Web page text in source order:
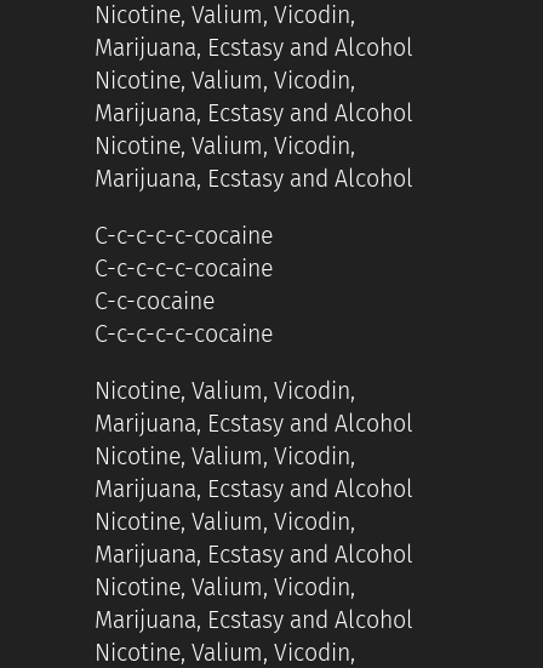
Nicotine, Valium, Vicodin,
Marijuana, Ecstasy and Alcohol
Nicotine, Valium, Vicodin,
Marijuana, Ecstasy and Alcohol
Nicotine, Valium, Vicodin,
Marijuana, Ecstasy and Alcohol
C-c-c-c-c-cocaine
C-c-c-c-c-cocaine
C-c-cocaine
C-c-c-c-c-cocaine
Nicotine, Valium, Vicodin,
Marijuana, Ecstasy and Alcohol
Nicotine, Valium, Vicodin,
Marijuana, Ecstasy and Alcohol
Nicotine, Valium, Vicodin,
Marijuana, Ecstasy and Alcohol
Nicotine, Valium, Vicodin,
Marijuana, Ecstasy and Alcohol
Nicotine, Valium, Vicodin,